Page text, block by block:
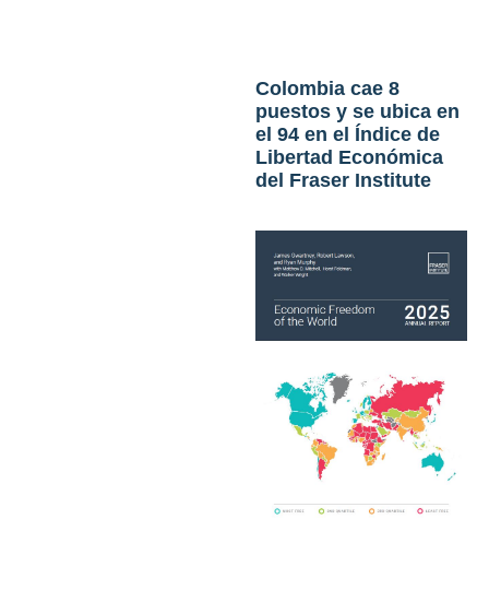
Colombia cae 8
puestos y se ubica en
el 94 en el Índice de
Libertad Económica
del Fraser Institute